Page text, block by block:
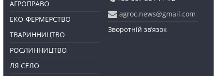
АГРОПРАВО
ЕКО-ФЕРМЕРСТВО
ТВАРИННИЦТВО
РОСЛИННИЦТВО
ЛЯ СЕЛО
agroc.news@gmail.com
Зворотній зв’язок